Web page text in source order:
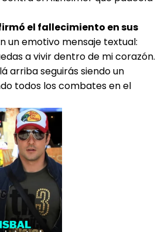
el fallecimiento en sus
un emotivo mensaje textual:
a vivir dentro de mi corazón.
arriba seguirás siendo un
todos los combates en el